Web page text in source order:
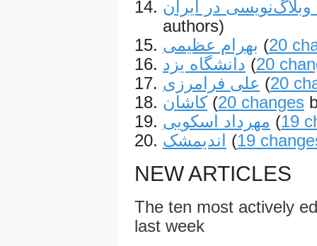
در ایران
authors)
بهرام عظیمی (20
دانشگاه یزد (20
علی فرامرزی (20
کاشان (20 changes
مهرداد اسکویی (19
اندیمشک
(19
NEW ARTICLES
The ten most actively
last week